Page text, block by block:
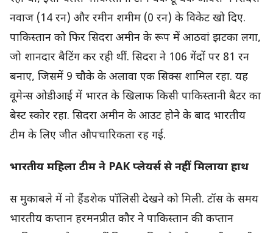
नवाज (14 रन) और रमीन शमीम (0 रन) के विकेट खो दिए.
पाकिस्तान को फिर सिदरा अमीन के रूप में आठवां झटका लगा,
जो शानदार बैटिंग कर रही थीं. सिदरा ने 106 गेंदों पर 81 रन
बनाए, जिसमें 9 चौके के अलावा एक सिक्स शामिल रहा. यह
वूमेन्स ओडीआई में भारत के खिलाफ किसी पाकिस्तानी बैटर का
बेस्ट स्कोर रहा. सिदरा अमीन के आउट होने के बाद भारतीय
टीम के लिए जीत औपचारिकता रह गई.
भारतीय महिला टीम ने PAK प्लेयर्स से नहीं मिलाया हाथ
स मुकाबले में नो हैंडशेक पॉलिसी देखने को मिली. टॉस के समय
भारतीय कप्तान हरमनप्रीत कौर ने पाकिस्तान की कप्तान